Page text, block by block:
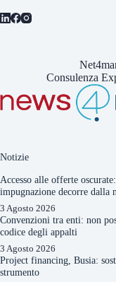
Consulenza
Notizie
Accesso alle offerte
impugnazione decorre dalla
3 Agosto 2026
Convenzioni tra enti: non
codice degli appalti
3 Agosto 2026
Project financing, Busia:
strumento